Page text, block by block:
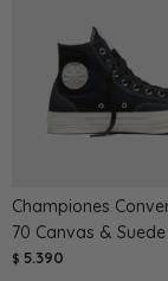
Championes
70 Canvas &
$ 5.390